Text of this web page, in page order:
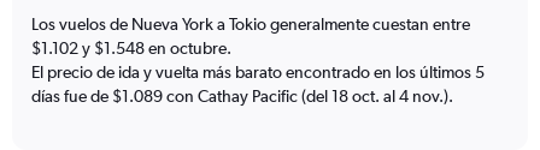
has
1
Y
axis
displaying
Los vuelos de Nueva York a Tokio generalmente cuestan entre
$1.102 y $1.548 en octubre.
El precio de ida y vuelta más barato encontrado en los últimos 5
días fue de $1.089 con Cathay Pacific (del 18 oct. al 4 nov.).